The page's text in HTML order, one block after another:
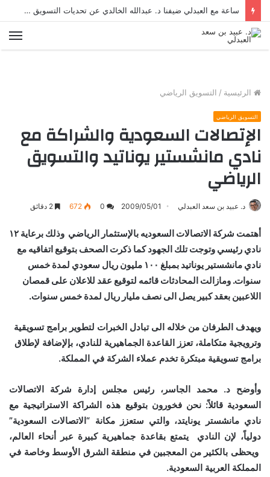
ساعة مع العبدلي ضيفنا د. عبدالله الخالدي عن تحديات التسويق في القطاع الثالث مع د. عبيد العبدلي
الرئيسية / التسويق الرياضي
التسويق الرياضي
الإتصالات السعودية والشراكة مع
نادي مانشستير يوناتيد والتسويق
الرياضي
د. عبيد بن سعد العبدلي 2009/05/01
0
672
أهتمت شركة الاتصالات السعوديه بالإستثمار الرياضي وذلك برعاية ١٢
نادي رئيسي وتوجت تلك الجهود كما ذكرت الصحف بتوقيع اتفاقيه مع
نادي مانشستير يوناتيد بمبلغ ١٠٠ مليون ريال سعودي لمدة خمس
سنوات. ومازالت المحادثات قائمه لتوقيع عقد للاعلان على قمصان
اللاعبين بعقد كبير يصل الى نصف مليار ريال لمدة خمس سنوات.
ويهدف الطرفان من خلاله الى تبادل الخبرات لتطوير برامج تسويقية
وترويجية متكاملة، تعزز القاعدة الجماهيرية للنادي، بإلإضافة لإطلاق
برامج تسويقية مبتكرة تخدم عملاء الشركة في المملكة.
وأوضح د. محمد الجاسر، رئيس مجلس إدارة شركة الاتصالات
السعودية قائلاً: نحن فخورون بتوقيع هذه الشراكة الاستراتيجية مع
نادي مانشستر يونايتد، والتي ستعزز مكانة “الاتصالات السعودية”
دولياً، لإن النادي يتمتع بقاعدة جماهيرية كبيرة عبر أنحاء العالم،
ويحظى بالكثير من المعجبين في منطقة الشرق الأوسط وخاصة في
المملكة العربية السعودية.